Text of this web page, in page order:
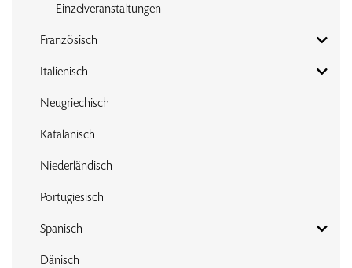
Einzelveranstaltungen
Französisch
Italienisch
Neugriechisch
Katalanisch
Niederländisch
Portugiesisch
Spanisch
Dänisch